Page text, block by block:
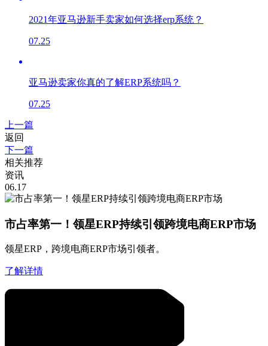
2021年亚马逊新手卖家如何选择erp系统？
07.25
亚马逊卖家你真的了解ERP系统吗？
07.25
上一篇
返回
下一篇
相关推荐
资讯
06.17
市占率第一！领星ERP持续引领跨境电商ERP市场
领星ERP，跨境电商ERP市场引领者。
了解详情